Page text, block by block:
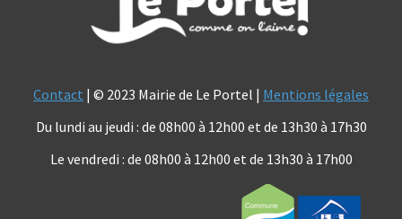
Contact | © 2023 Mairie de Le Portel | Mentions légales
Du lundi au jeudi : de 08h00 à 12h00 et de 13h30 à 17h30
Le vendredi : de 08h00 à 12h00 et de 13h30 à 17h00